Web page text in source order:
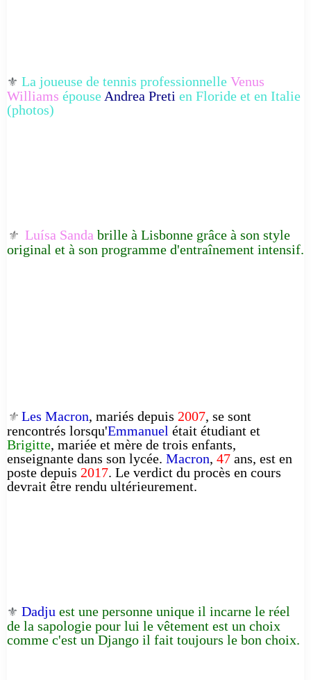
⚜️ La joueuse de tennis professionnelle Venus
Williams épouse Andrea Preti en Floride et en Italie
(photos)
⚜️ Luísa Sanda brille à Lisbonne grâce à son style
original et à son programme d'entraînement intensif.
⚜️ Les Macron, mariés depuis 2007, se sont
rencontrés lorsqu'Emmanuel était étudiant et
Brigitte, mariée et mère de trois enfants,
enseignante dans son lycée. Macron, 47 ans, est en
poste depuis 2017. Le verdict du procès en cours
devrait être rendu ultérieurement.
⚜️ Dadju est une personne unique il incarne le réel
de la sapologie pour lui le vêtement est un choix
comme c'est un Django il fait toujours le bon choix.